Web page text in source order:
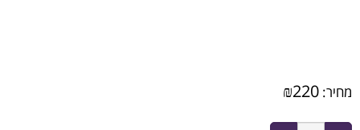
מחיר: ₪220